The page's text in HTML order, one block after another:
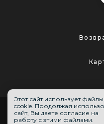
Все
mir-
Этот сайт использует файлы
cookie. Продолжая
сайт, Вы даете согласие на
работу с этими файлами.